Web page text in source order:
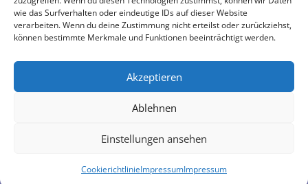
wie das Surfverhalten oder eindeutige IDs auf dieser Website
verarbeiten. Wenn du deine Zustimmung nicht erteilst oder zurückziehst,
können bestimmte Merkmale und Funktionen beeinträchtigt werden.
Akzeptieren
Ablehnen
Einstellungen ansehen
CookierichtlinieImpressumImpressum